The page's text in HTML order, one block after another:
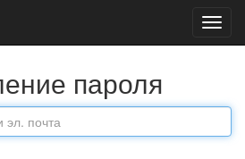
пароля